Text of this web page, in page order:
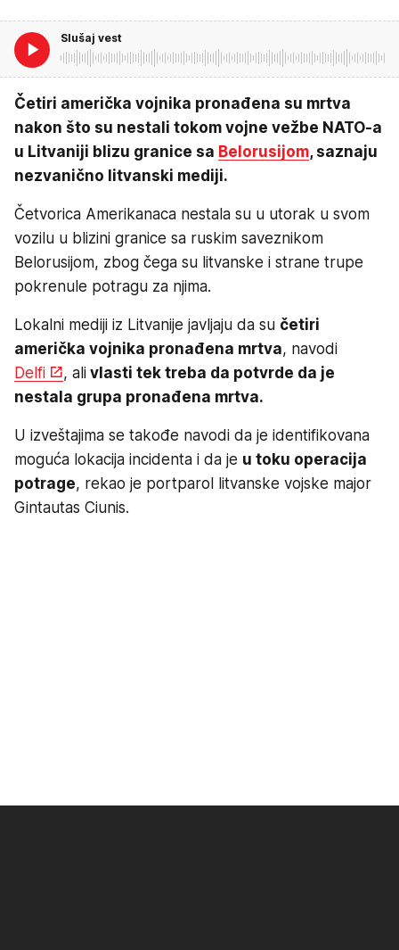
Slušaj vest
Četiri američka vojnika pronađena su mrtva
nakon što su nestali tokom vojne vežbe NATO-a
u Litvaniji blizu granice sa Belorusijom, saznaju
nezvanično litvanski mediji.
Četvorica Amerikanaca nestala su u utorak u svom
vozilu u blizini granice sa ruskim saveznikom
Belorusijom, zbog čega su litvanske i strane trupe
pokrenule potragu za njima.
Lokalni mediji iz Litvanije javljaju da su četiri
američka vojnika pronađena mrtva, navodi
Delfi
, ali vlasti tek treba da potvrde da je
nestala grupa pronađena mrtva.
U izveštajima se takođe navodi da je identifikovana
moguća lokacija incidenta i da je u toku operacija
potrage, rekao je portparol litvanske vojske major
Gintautas Ciunis.